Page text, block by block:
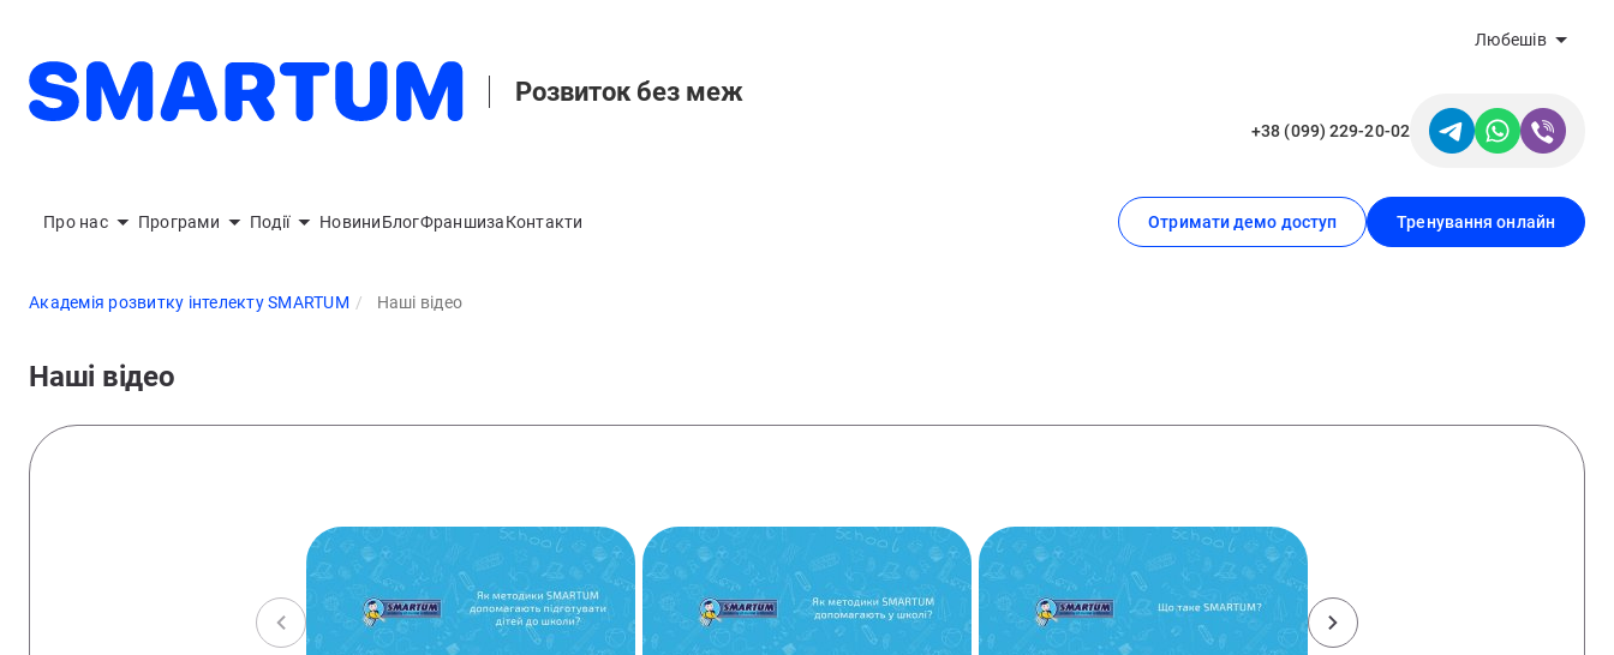
Розвиток без меж
Любешів
+38 (099) 229-20-02
Про нас Програми Події НовиниБлогФраншизаКонтакти Отримати демо доступ Тренування онлайн
Академія розвитку інтелекту SMARTUM Наші відео
Наші відео